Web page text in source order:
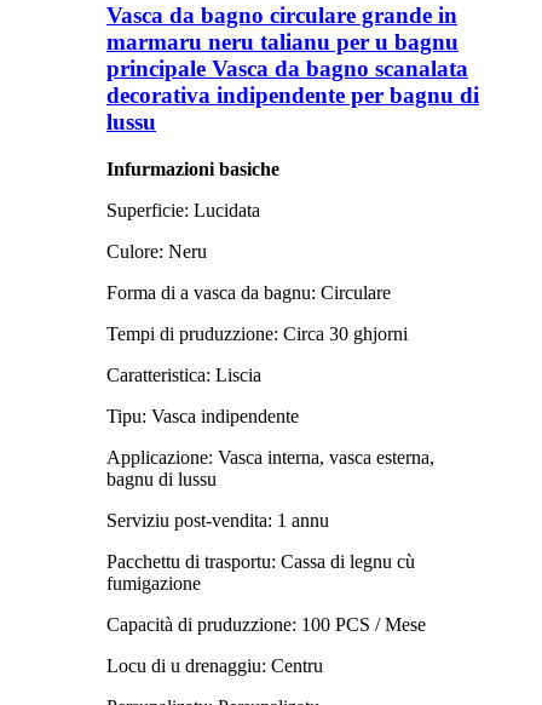
Vasca da bagno circulare grande in
marmaru neru talianu per u bagnu
principale Vasca da bagno scanalata
decorativa indipendente per bagnu di
lussu
Infurmazioni basiche
Superficie: Lucidata
Culore: Neru
Forma di a vasca da bagnu: Circulare
Tempi di pruduzzione: Circa 30 ghjorni
Caratteristica: Liscia
Tipu: Vasca indipendente
Applicazione: Vasca interna, vasca esterna,
bagnu di lussu
Serviziu post-vendita: 1 annu
Pacchettu di trasportu: Cassa di legnu cù
fumigazione
Capacità di pruduzzione: 100 PCS / Mese
Locu di u drenaggiu: Centru